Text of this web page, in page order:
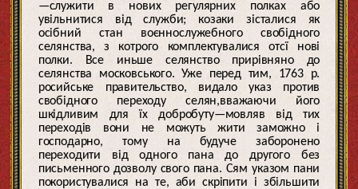
—служити в нових регулярних полках або
увільнитися від служби; козаки зісталися як
осібний стан воєннослужебного свобідного
селянства, з котрого комплектувалися отсї нові
полки. Все иньше селянство прирівняно до
селянства московського. Уже перед тим, 1763 р.
росийське правительство, видало указ против
свобідного переходу селян,вважаючи його
шкідливим для їх добробуту—мовляв від тих
переходів вони не можуть жити заможно і
господарно, тому на будуче заборонено
переходити від одного пана до другого без
письменного дозволу свого пана. Сям указом пани
покористувалися на те, аби скріпити і збільшити